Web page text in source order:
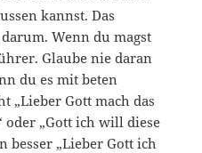
kannst. Das
Wenn du magst
Glaube nie daran
du es mit beten
„Lieber Gott mach das
oder „Gott ich will diese
besser „Lieber Gott ich